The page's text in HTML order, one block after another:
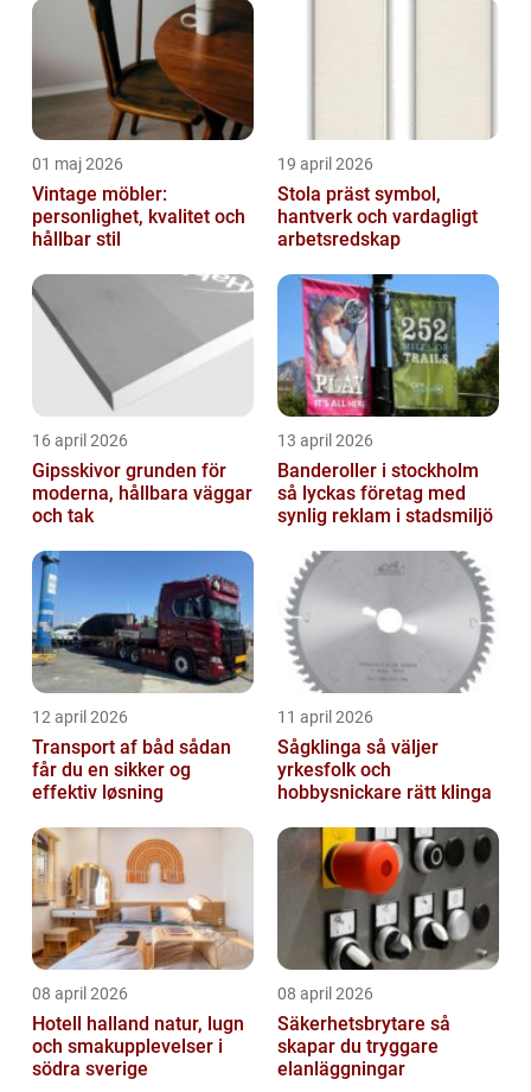
01 maj 2026
Vintage möbler:
personlighet, kvalitet och
hållbar stil
19 april 2026
Stola präst symbol,
hantverk och vardagligt
arbetsredskap
16 april 2026
Gipsskivor grunden för
moderna, hållbara väggar
och tak
13 april 2026
Banderoller i stockholm
så lyckas företag med
synlig reklam i stadsmiljö
12 april 2026
Transport af båd sådan
får du en sikker og
effektiv løsning
11 april 2026
Sågklinga så väljer
yrkesfolk och
hobbysnickare rätt klinga
08 april 2026
Hotell halland natur, lugn
och smakupplevelser i
södra sverige
08 april 2026
Säkerhetsbrytare så
skapar du tryggare
elanläggningar